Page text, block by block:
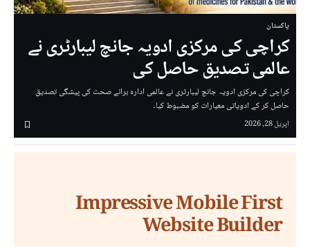
پاکستان
کراچی کی مرکزی ادویہ جانچ لیبارٹری نے
عالمی تصدیق حاصل کی
کراچی کی مرکزی ادویہ جانچ لیبارٹری نے عالمی ادارہ برائے صحت کی پیشگی تصدیق
حاصل کر کے ادویاتی معیارات کو مضبوط کیا۔
اپریل 28, 2026
Impressive Mobile First
Website Builder